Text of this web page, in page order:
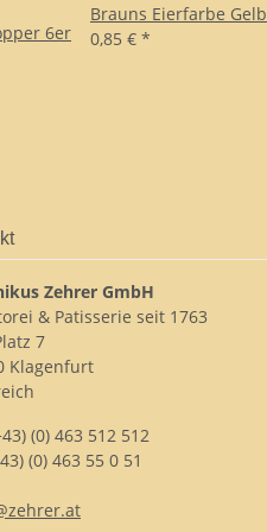
6er
Brauns Eierfarbe Gelb
0,85 € *
Zehrer GmbH
& Patisserie seit 1763
7
Klagenfurt
(0) 463 512 512
(0) 463 55 0 51